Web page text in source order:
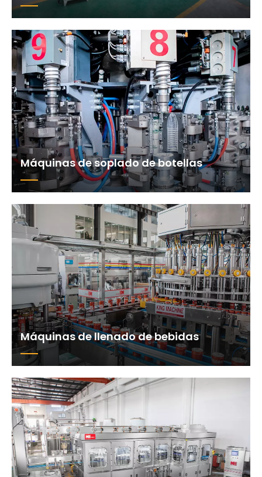
Máquinas de soplado de botellas
Máquinas de llenado de bebidas